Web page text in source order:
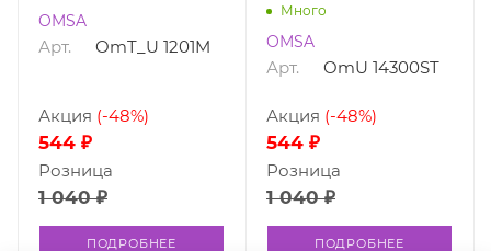
OMSA
Арт. OmT_U 1201M
544 ₽
Акция (-48%)
1 040 ₽
Розница
ПОДРОБНЕЕ
Много
OMSA
Арт. OmU 14300ST
544 ₽
Акция (-48%)
1 040 ₽
Розница
ПОДРОБНЕЕ